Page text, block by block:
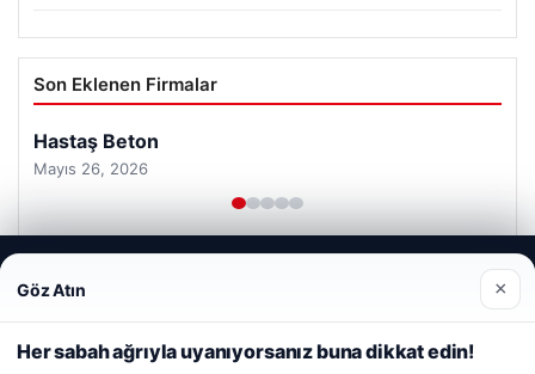
Son Eklenen Firmalar
deneyiminizi kişiselleştirmek ve geliştirmek amacıyla çerezler
kullanıyoruz.Çerez Politikamız
Reddet Kabul Et
Göz Atın ×
Her sabah ağrıyla uyanıyorsanız buna dikkat edin!